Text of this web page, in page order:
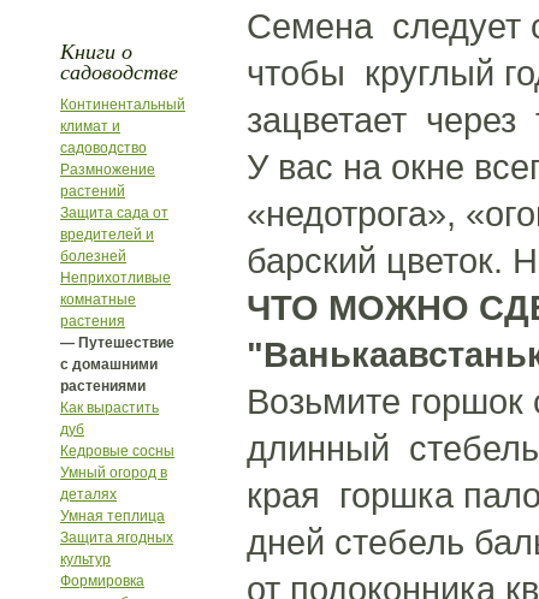
Книги о
садоводстве
Континентальный
климат и
садоводство
Размножение
растений
Защита сада от
вредителей и
болезней
Неприхотливые
комнатные
растения
— Путешествие
с домашними
растениями
Как вырастить
дуб
Кедровые сосны
Умный огород в
деталях
Умная теплица
Защита ягодных
культур
Формировка
Семена следует
чтобы круглый
зацветает
У вас на окне
«недотрога»,
барский цветок.
ЧТО МОЖНО
Возьмите
длинный
края горшка
дней стебель
от подоконника